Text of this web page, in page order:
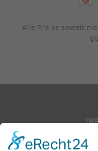
Alle Preise soweit